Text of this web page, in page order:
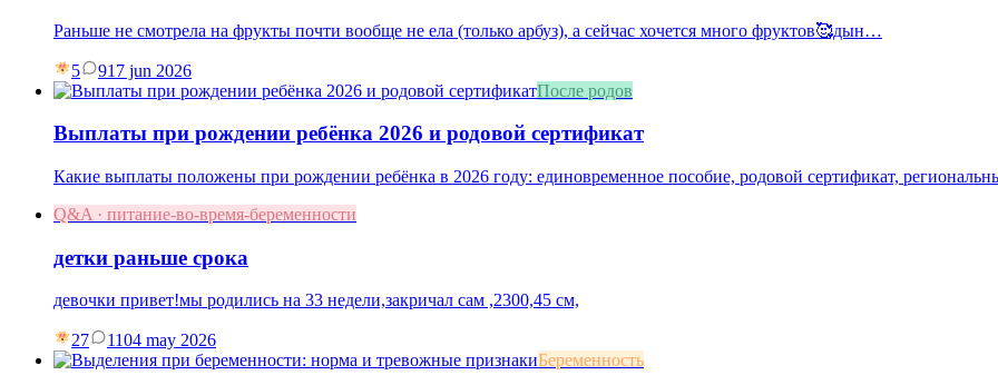
Раньше не смотрела на фрукты почти вообще не ела (только арбуз), а сейчас хочется много фруктов🥰дын…
5 917 jun 2026
После родов
Выплаты при рождении ребёнка 2026 и родовой сертификат
Какие выплаты положены при рождении ребёнка в 2026 году: единовременное пособие, родовой сертификат,
Q&A · питание-во-время-беременности
детки раньше срока
девочки привет!мы родились на 33 недели,закричал сам ,2300,45 см,
27 1104 may 2026
Беременность